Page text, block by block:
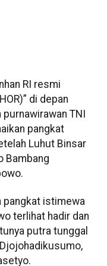
RI resmi
di depan
TNI
pangkat
Luhut Binsar
Bambang
pangkat istimewa
terlihat hadir dan
putra tunggal